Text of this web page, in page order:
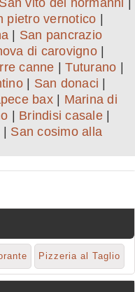
San vito dei normanni
pietro vernotico
San pancrazio
di carovigno|
canne |Tuturano
| San donaci
bax| Marina di
Brindisi casale|
San cosimo alla
Pizzeria al Taglio